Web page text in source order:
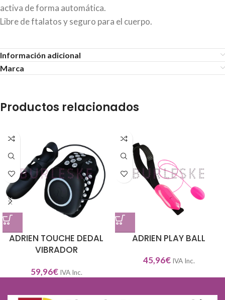
activa de forma automática.
Libre de ftalatos y seguro para el cuerpo.
Información adicional
Marca
Productos relacionados
ADRIEN TOUCHE DEDAL
VIBRADOR
59,96€ IVA Inc.
ADRIEN PLAY BALL
45,96€ IVA Inc.